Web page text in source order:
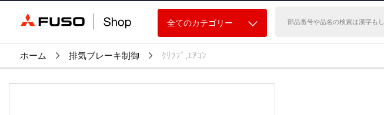
全てのカテゴリー
ホーム 排気ブレーキ制御 ｸﾘﾂﾌﾟ,ｴｱｺﾝ